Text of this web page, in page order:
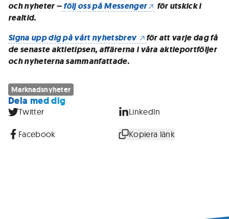
och nyheter –följ oss på Messenger
för utskick i
realtid.
Signa upp dig på vårt nyhetsbrev
för att varje dag få
de senaste aktietipsen, affärerna i våra aktieportföljer
och nyheterna sammanfattade.
Marknadsnyheter
Dela med dig
Twitter LinkedIn
Facebook Kopiera länk